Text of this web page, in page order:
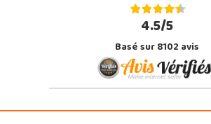
4.5/5
Basé sur 8102 avis